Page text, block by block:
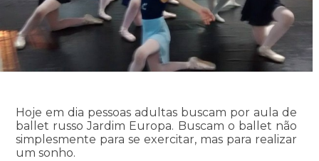
Hoje em dia pessoas adultas buscam por aula de
ballet russo Jardim Europa. Buscam o ballet não
simplesmente para se exercitar, mas para realizar
um sonho.